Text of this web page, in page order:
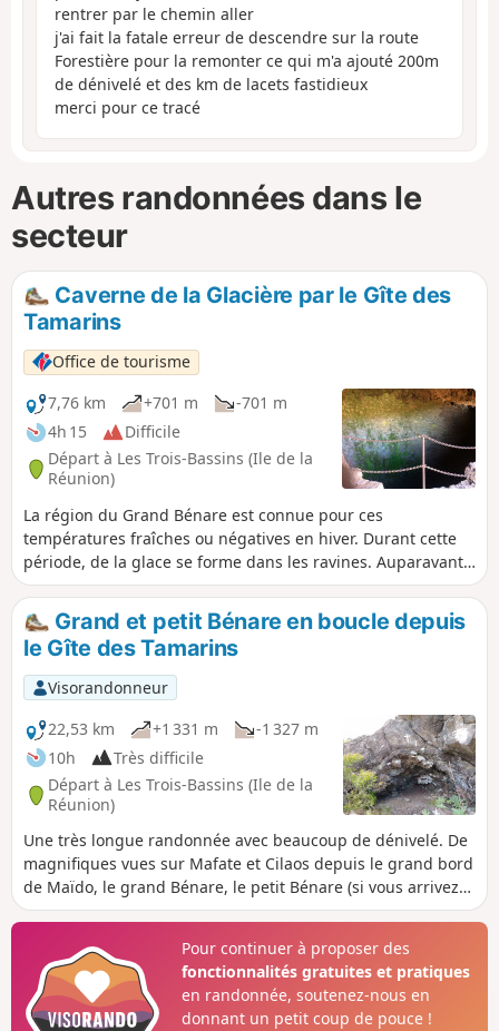
rentrer par le chemin aller
j'ai fait la fatale erreur de descendre sur la route
Forestière pour la remonter ce qui m'a ajouté 200m
de dénivelé et des km de lacets fastidieux
merci pour ce tracé
Autres randonnées dans le
secteur
Caverne de la Glacière par le Gîte des
Tamarins
Office de tourisme
7,76 km
+701 m
-701 m
4h 15
Difficile
Départ à Les Trois-Bassins (Ile de la
Réunion)
La région du Grand Bénare est connue pour ces
températures fraîches ou négatives en hiver. Durant cette
période, de la glace se forme dans les ravines. Auparavant,
on stockait la glace dans des puits et dans la Caverne de la
Glacière. L'accès par le Maïdo est accessible à tous et est
très facile. En revanche, aller à la caverne par le Gîte des
Tamarins est une alternative plus sportive réservée aux
personnes ayant des mollets bien solides.
Grand et petit Bénare en boucle depuis
le Gîte des Tamarins
Visorandonneur
22,53 km
+1 331 m
-1 327 m
10h
Très difficile
Départ à Les Trois-Bassins (Ile de la
Réunion)
Une très longue randonnée avec beaucoup de dénivelé. De
magnifiques vues sur Mafate et Cilaos depuis le grand bord
de Maïdo, le grand Bénare, le petit Bénare (si vous arrivez
avant les nuages), la Glacière et le pittoresque Piton Rouge
Pour continuer à proposer des
fonctionnalités gratuites et pratiques
en randonnée, soutenez-nous en
donnant un petit coup de pouce !